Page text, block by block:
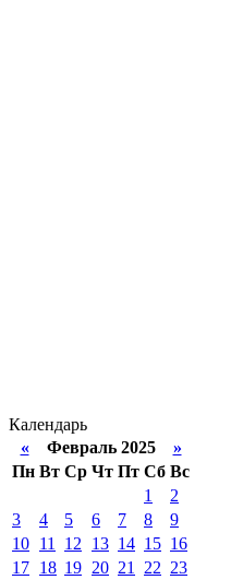
Календарь
«Февраль 2025 »
Пн Вт Ср Чт Пт Сб Вс
1
2
3
4 5 6 7 8
9
10 11 12 13 14 15 16
17 18 19 20 21 22 23